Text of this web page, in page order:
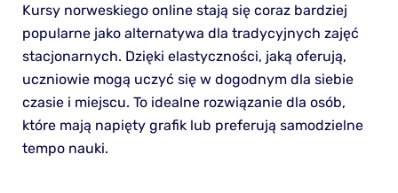
Kursy norweskiego online stają się coraz bardziej
popularne jako alternatywa dla tradycyjnych zajęć
stacjonarnych. Dzięki elastyczności, jaką oferują,
uczniowie mogą uczyć się w dogodnym dla siebie
czasie i miejscu. To idealne rozwiązanie dla osób,
które mają napięty grafik lub preferują samodzielne
tempo nauki.